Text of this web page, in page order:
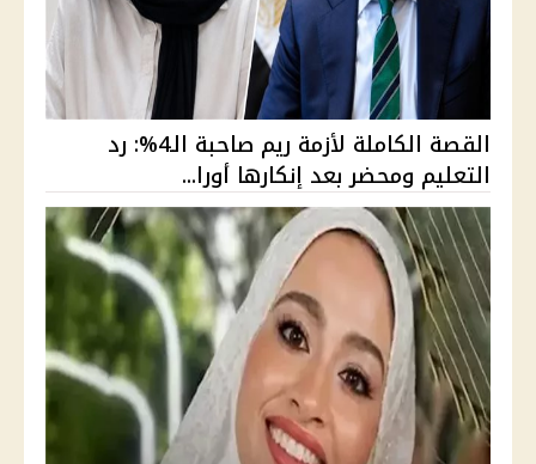
القصة الكاملة لأزمة ريم صاحبة الـ4%: رد
التعليم ومحضر بعد إنكارها أورا...